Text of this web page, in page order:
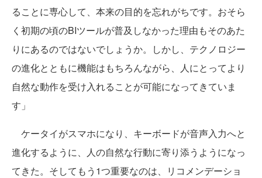
ることに専心して、本来の目的を忘れがちです。おそら
く初期の頃のBIツールが普及しなかった理由もそのあた
りにあるのではないでしょうか。しかし、テクノロジー
の進化とともに機能はもちろんながら、人にとってより
自然な動作を受け入れることが可能になってきていま
す」
ケータイがスマホになり、キーボードが音声入力へと
進化するように、人の自然な行動に寄り添うようになっ
てきた。そしてもう1つ重要なのは、リコメンデーショ